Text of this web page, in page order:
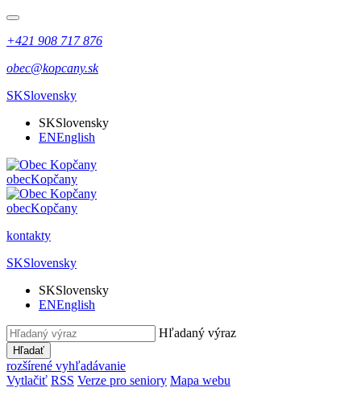
+421 908 717 876
obec@kopcany.sk
SKSlovensky
SKSlovensky
ENEnglish
obecKopčany
obecKopčany
kontakty
SKSlovensky
SKSlovensky
ENEnglish
Hľadaný výraz
Hľadať
rozšírené vyhľadávanie
Vytlačiť RSS Verze pro seniory Mapa webu